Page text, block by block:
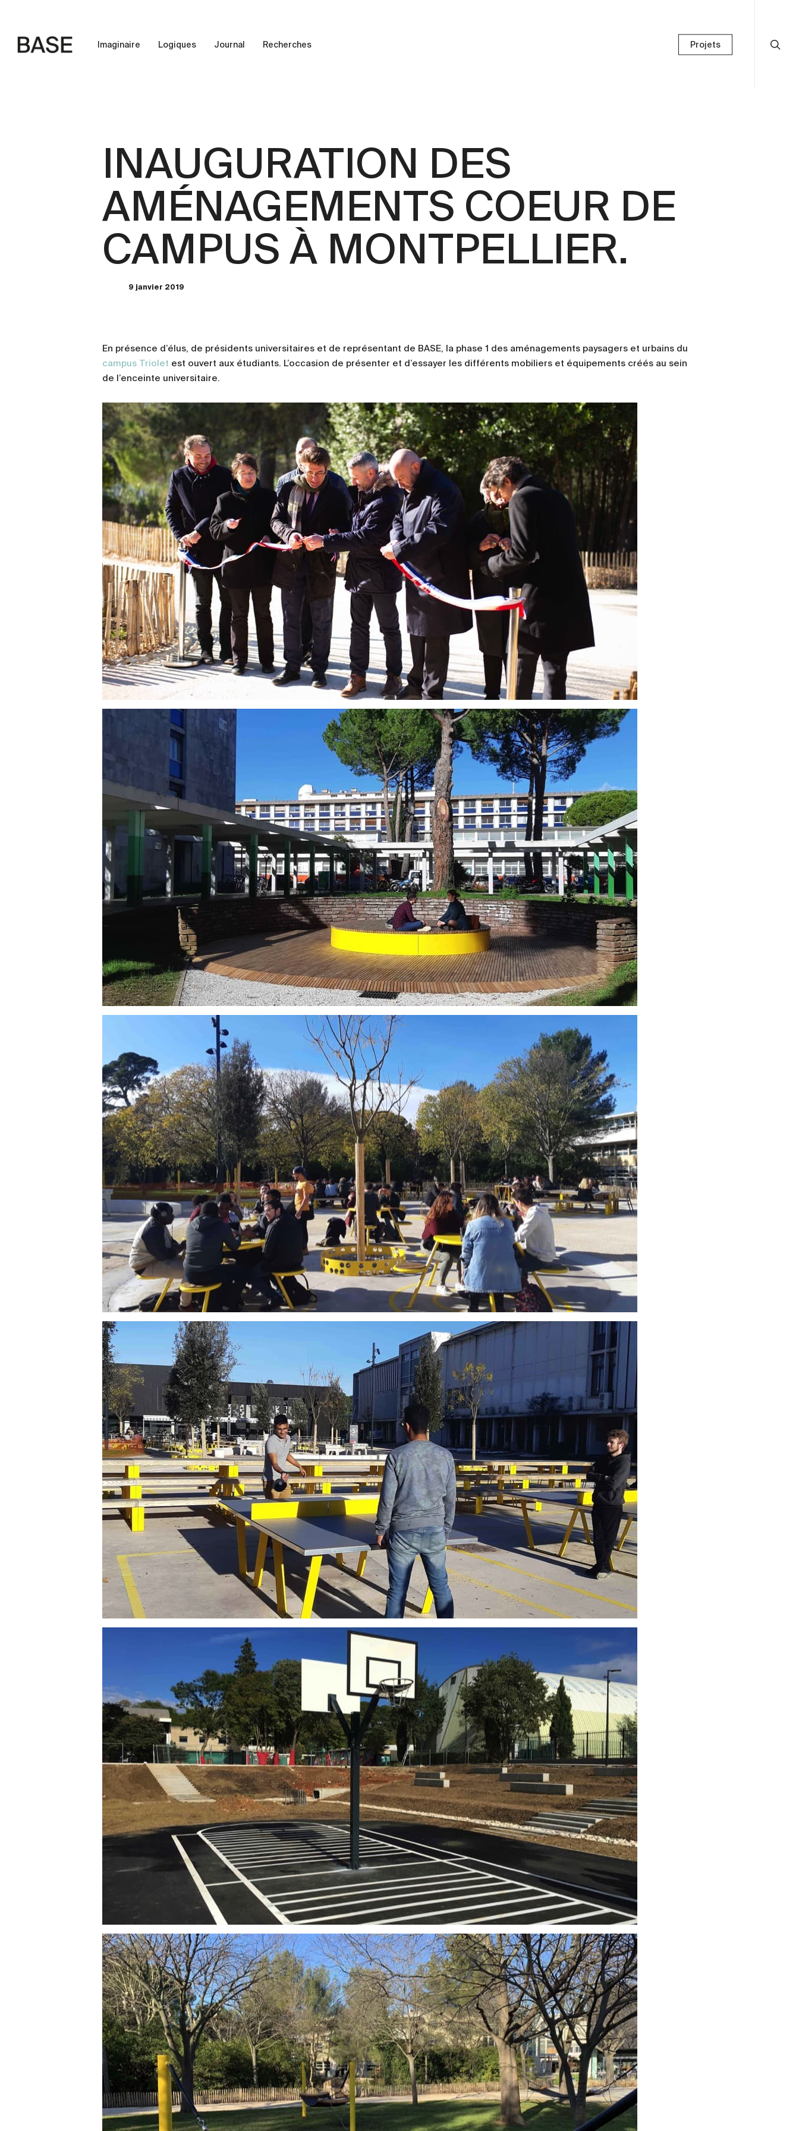
main
content
Imaginaire Logiques Journal Recherches Projets
INAUGURATION DES
AMÉNAGEMENTS COEUR DE
CAMPUS À MONTPELLIER.
9 janvier 2019
En présence d’élus, de présidents universitaires et de représentant de BASE, la phase 1 des aménagements paysagers et urbains du
campus Triolet est ouvert aux étudiants. L’occasion de présenter et d’essayer les différents mobiliers et équipements créés au sein
de l’enceinte universitaire.